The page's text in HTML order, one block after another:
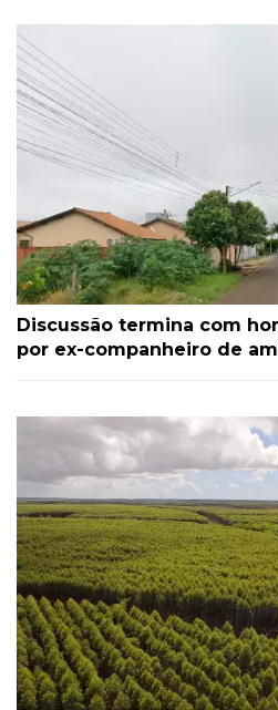
Discussão termina com
por ex-companheiro de